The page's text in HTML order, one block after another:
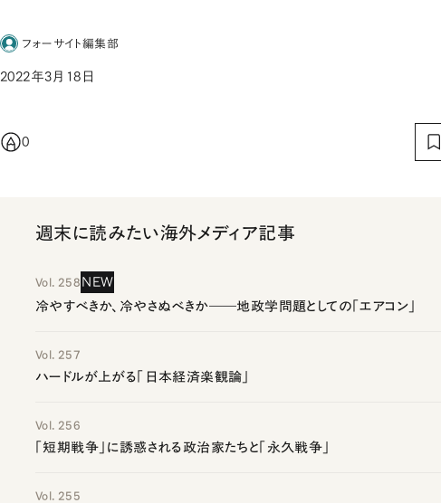
フォーサイト編集部
2022年3月18日
0
週末に読みたい海外メディア記事
Vol. 258 NEW
冷やすべきか、冷やさぬべきか――地政学問題としての「エアコン」
Vol. 257
ハードルが上がる「日本経済楽観論」
Vol. 256
「短期戦争」に誘惑される政治家たちと「永久戦争」
Vol. 255